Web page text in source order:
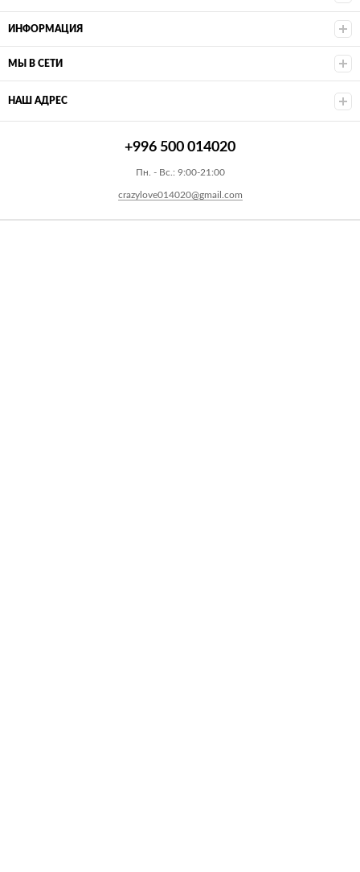
ИНФОРМАЦИЯ
МЫ В СЕТИ
НАШ АДРЕС
+996 500 014020
Пн. - Вс.: 9:00-21:00
crazylove014020@gmail.com